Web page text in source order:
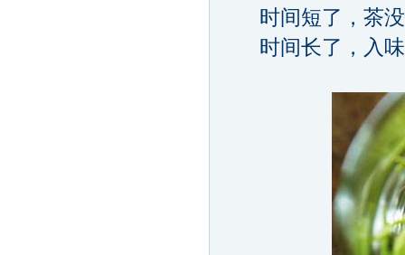
时间短了，茶没
时间长了，入